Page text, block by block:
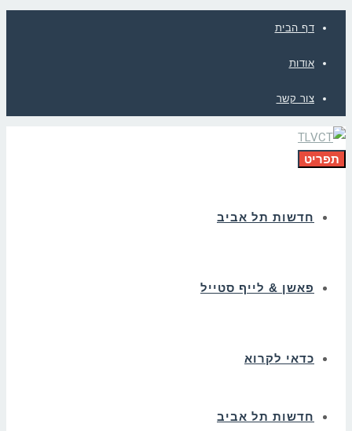
דף הבית
אודות
צור קשר
תפריט
חדשות תל אביב
פאשן & לייף סטייל
כדאי לקרוא
חדשות תל אביב